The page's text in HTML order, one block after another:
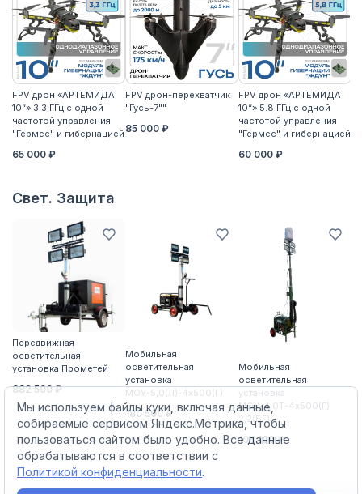
FPV дрон «АРТЕМИДА
10“» 3.3 ГГц с одной
частотой управления
"Гермес" и гибернацией
65 000 ₽
FPV дрон-перехватчик
"Гусь-7""
85 000 ₽
FPV дрон «АРТЕМИДА
10“» 5.8 ГГц с одной
частотой управления
"Гермес" и гибернацией
60 000 ₽
Свет. Защита
Передвижная
осветительная
установка Прометей
882 500 ₽
Мобильная
осветительная
установка
МОУ-5,0(Л)-4х500(Г)
180 500 ₽
Мобильная
осветительная
установка
МОУ-4,0Т-4х500(Г)
2,2(БГ)
104 100 ₽
Мы используем файлы куки, включая данные,
собираемые сервисом Яндекс.Метрика, чтобы
пользоваться сайтом было удобно. Все данные
обрабатываются в соответствии с
Политикой конфиденциальности.